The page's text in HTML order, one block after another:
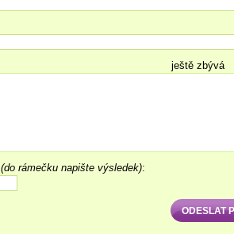
ještě zbývá
(do rámečku napište výsledek):